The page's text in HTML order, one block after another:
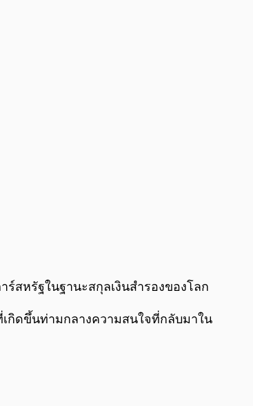
0:00
สหรัฐในฐานะสกุลเงินสำรองของโลก
กิดขึ้นท่ามกลางความสนใจที่กลับมาใน